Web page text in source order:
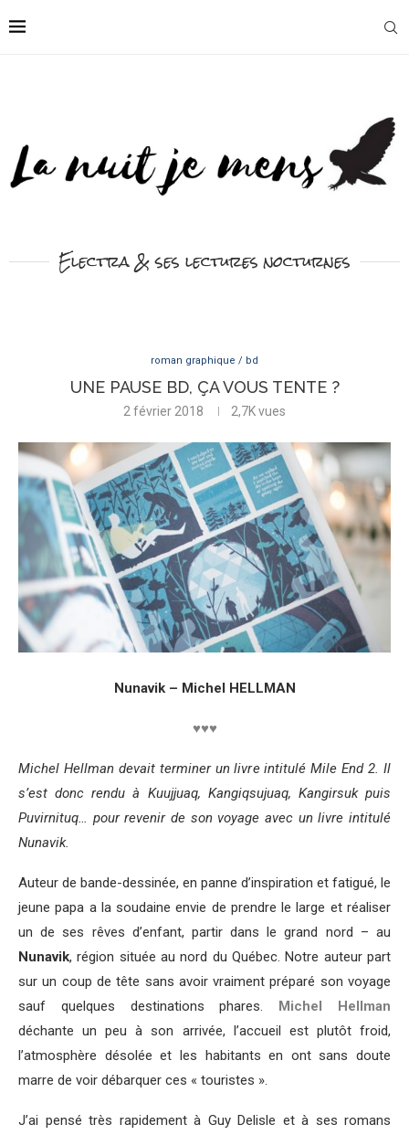
Electra & ses lectures nocturnes
roman graphique / bd
UNE PAUSE BD, ÇA VOUS TENTE ?
2 février 2018 2,7Kvues
Nunavik – Michel HELLMAN
♥♥♥
Michel Hellman devait terminer un livre intitulé Mile End 2. Il
s’est donc rendu à Kuujjuaq, Kangiqsujuaq, Kangirsuk puis
Puvirnituq… pour revenir de son voyage avec un livre intitulé
Nunavik.
Auteur de bande-dessinée, en panne d’inspiration et fatigué, le
jeune papa a la soudaine envie de prendre le large et réaliser
un de ses rêves d’enfant, partir dans le grand nord – au
Nunavik, région située au nord du Québec. Notre auteur part
sur un coup de tête sans avoir vraiment préparé son voyage
sauf quelques destinations phares. Michel Hellman
déchante un peu à son arrivée, l’accueil est plutôt froid,
l’atmosphère désolée et les habitants en ont sans doute
marre de voir débarquer ces « touristes ».
J’ai pensé très rapidement à Guy Delisle et à ses romans